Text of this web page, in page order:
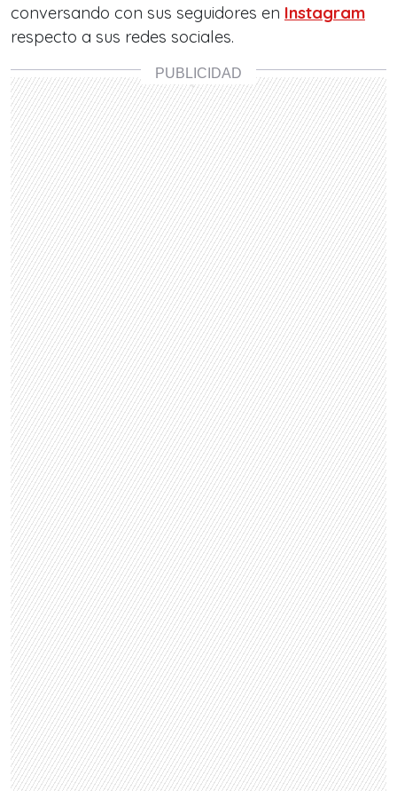
conversando con sus seguidores en Instagram
respecto a sus redes sociales.